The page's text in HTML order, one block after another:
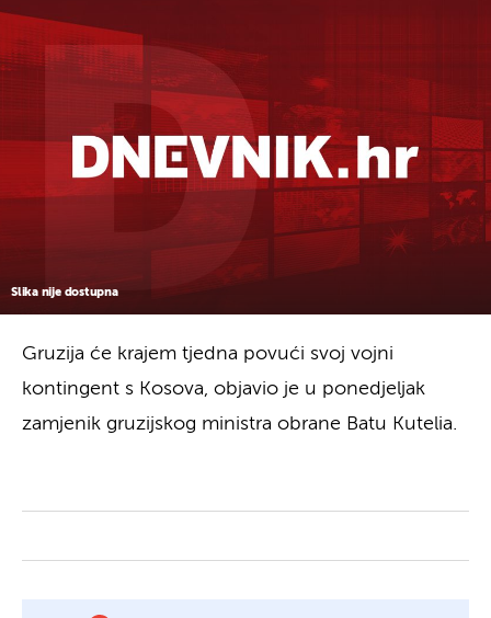
Slika nije dostupna
Gruzija će krajem tjedna povući svoj vojni
kontingent s Kosova, objavio je u ponedjeljak
zamjenik gruzijskog ministra obrane Batu Kutelia.